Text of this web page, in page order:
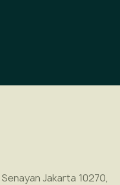
Jakarta 10270,